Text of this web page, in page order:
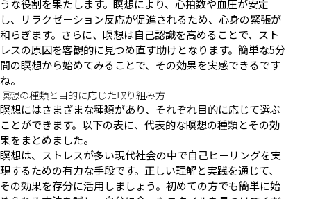
うな役割を果たします。瞑想により、心拍数や血圧が安定
し、リラクゼーション反応が促進されるため、心身の緊張が
和らぎます。さらに、瞑想は自己認識を高めることで、スト
レスの原因を客観的に見つめ直す助けとなります。簡単な5分
間の瞑想から始めてみることで、その効果を実感できるです
ね。
瞑想の種類と目的に応じた取り組み方
瞑想にはさまざまな種類があり、それぞれ目的に応じて選ぶ
ことができます。以下の表に、代表的な瞑想の種類とその効
果をまとめました。
瞑想は、ストレスが多い現代社会の中で自己ヒーリングを実
現するための有力な手段です。正しい理解と実践を通じて、
その効果を存分に活用しましょう。初めての方でも簡単に始